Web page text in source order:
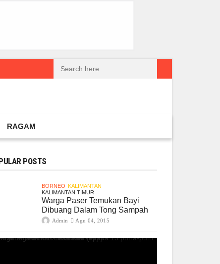
Lokal Naik Kelas Gembel PPU dan IGTKI Penajam Sukses Gelar
RAGAM
POSTS
BORNEO KALIMANTAN
KALIMANTAN TIMUR
Warga Paser Temukan Bayi
Dibuang Dalam Tong Sampah
Admin Agu 04, 2015